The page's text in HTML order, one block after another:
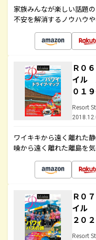
家族みんなが楽しい話題
不安を解消するノウハウ
Ｒ０
イル
０１
Resort
ワイキキから遠く離れた
噪から遠く離れた離島を
Ｒ０
イル
２０
Resort